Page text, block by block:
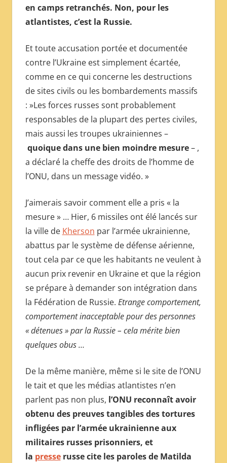
en camps retranchés. Non, pour les
atlantistes, c’est la Russie.
Et toute accusation portée et documentée
contre l’Ukraine est simplement écartée,
comme en ce qui concerne les destructions
de sites civils ou les bombardements massifs
: »Les forces russes sont probablement
responsables de la plupart des pertes civiles,
mais aussi les troupes ukrainiennes –
quoique dans une bien moindre mesure– ,
a déclaré la cheffe des droits de l’homme de
l’ONU, dans un message vidéo. »
J’aimerais savoir comment elle a pris « la
mesure » … Hier, 6 missiles ont élé lancés sur
la ville de Kherson par l’armée ukrainienne,
abattus par le système de défense aérienne,
tout cela par ce que les habitants ne veulent à
aucun prix revenir en Ukraine et que la région
se prépare à demander son intégration dans
la Fédération de Russie. Etrange comportement,
comportement inacceptable pour des personnes
« détenues » par la Russie – cela mérite bien
quelques obus …
De la même manière, même si le site de l’ONU
le tait et que les médias atlantistes n’en
parlent pas non plus, l’ONU reconnaît avoir
obtenu des preuves tangibles des tortures
infligées par l’armée ukrainienne aux
militaires russes prisonniers, et
la presserusse cite les paroles de Matilda